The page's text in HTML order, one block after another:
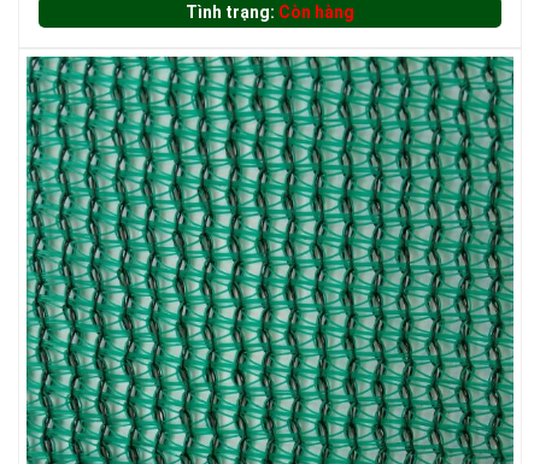
LƯỚI CHẮN NẮNG
Tình trạng: Còn hàng